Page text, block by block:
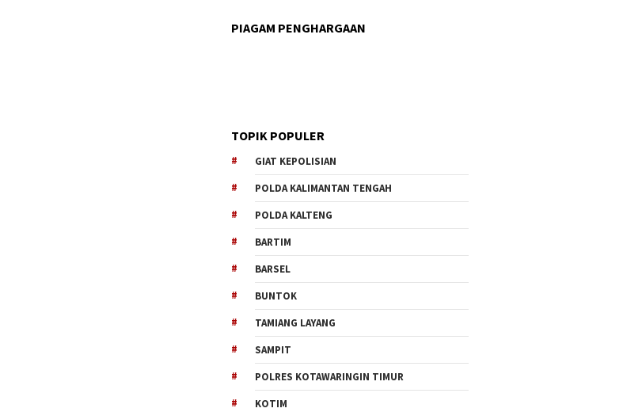
PIAGAM PENGHARGAAN
TOPIK POPULER
GIAT KEPOLISIAN
POLDA KALIMANTAN TENGAH
POLDA KALTENG
BARTIM
BARSEL
BUNTOK
TAMIANG LAYANG
SAMPIT
POLRES KOTAWARINGIN TIMUR
KOTIM